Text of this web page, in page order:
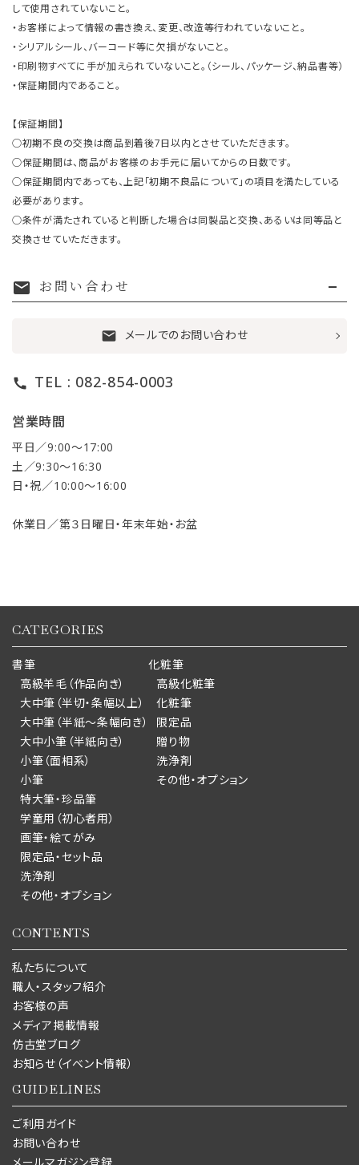
して使用されていないこと。
・お客様によって情報の書き換え、変更、改造等行われていないこと。
・シリアルシール、バーコード等に欠損がないこと。
・印刷物すべてに手が加えられていないこと。（シール、パッケージ、納品書等）
・保証期間内であること。
【保証期間】
○初期不良の交換は商品到着後7日以内とさせていただきます。
○保証期間は、商品がお客様のお手元に届いてからの日数です。
○保証期間内であっても、上記「初期不良品について」の項目を満たしている
必要があります。
○条件が満たされていると判断した場合は同製品と交換、あるいは同等品と
交換させていただきます。
mail お問い合わせ
mail メールでのお問い合わせ
call TEL : 082-854-0003
営業時間
平日／9:00〜17:00
土／9:30〜16:30
日・祝／10:00〜16:00
休業日／第３日曜日・年末年始・お盆
CATEGORIES
書筆
高級羊毛（作品向き）
大中筆（半切・条幅以上）
大中筆（半紙～条幅向き）
大中小筆（半紙向き）
小筆（面相系）
小筆
特大筆・珍品筆
学童用（初心者用）
画筆・絵てがみ
限定品・セット品
洗浄剤
その他・オプション
化粧筆
高級化粧筆
化粧筆
限定品
贈り物
洗浄剤
その他・オプション
CONTENTS
私たちについて
職人・スタッフ紹介
お客様の声
メディア掲載情報
仿古堂ブログ
お知らせ（イベント情報）
GUIDELINES
ご利用ガイド
お問い合わせ